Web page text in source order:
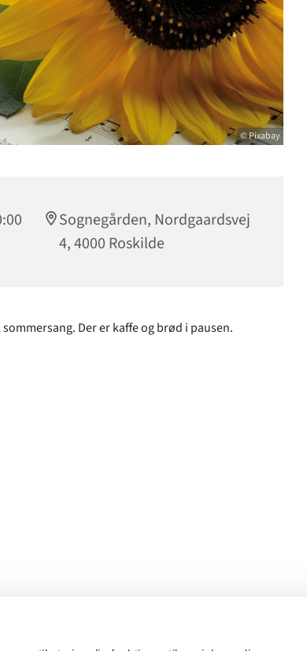
© Pixabay
Sognegården, Nordgaardsvej
4, 4000 Roskilde
Der er kaffe og brød i pausen.